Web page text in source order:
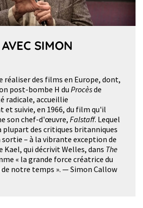
SIMON
réaliser des films en Europe, dont,
post-bombe H du Procèsde
radicale, accueillie
et suivie, en 1966, du film qu'il
son chef-d'œuvre, Falstaff. Lequel
plupart des critiques britanniques
sortie – à la vibrante exception de
qui décrivit Welles, dans The
« la grande force créatrice du
notre temps ». — Simon Callow